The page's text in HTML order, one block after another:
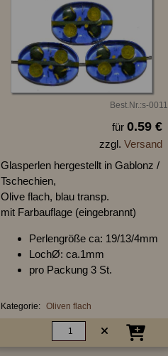
Best.Nr.:s-0011
für 0.59 €
zzgl. Versand
Glasperlen hergestellt in Gablonz /
Tschechien,
Olive flach, blau transp.
mit Farbauflage (eingebrannt)
Perlengröße ca: 19/13/4mm
LochØ: ca.1mm
pro Packung 3 St.
Kategorie: Oliven flach